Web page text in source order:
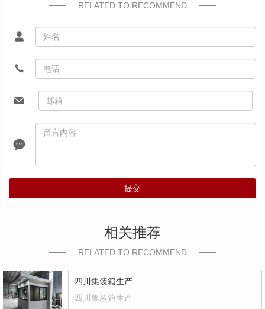
RELATED TO RECOMMEND
提交
相关推荐
RELATED TO RECOMMEND
四川集装箱生产
四川集装箱生产